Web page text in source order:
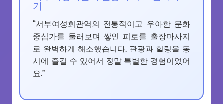
기
“서부여성회관역의 전통적이고 우아한 문화
중심가를 둘러보며 쌓인 피로를 출장마사지
로 완벽하게 해소했습니다. 관광과 힐링을 동
시에 즐길 수 있어서 정말 특별한 경험이었어
요.”